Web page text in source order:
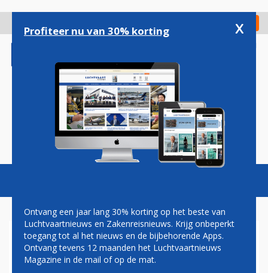
gaan
Check in
Magazine Podcasts Vacatures
ANWB
Profiteer nu van 30% korting x
Ontvang een jaar lang 30% korting op het beste van
Luchtvaartnieuws en Zakenreisnieuws. Krijg onbeperkt
toegang tot al het nieuws en de bijbehorende Apps.
Ontvang tevens 12 maanden het Luchtvaartnieuws
Magazine in de mail of op de mat.